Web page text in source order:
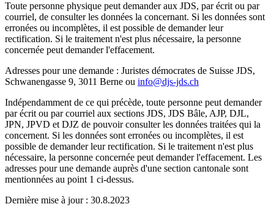
Toute personne physique peut demander aux JDS, par écrit ou par
courriel, de consulter les données la concernant. Si les données sont
erronées ou incomplètes, il est possible de demander leur
rectification. Si le traitement n'est plus nécessaire, la personne
concernée peut demander l'effacement.
Adresses pour une demande : Juristes démocrates de Suisse JDS,
Schwanengasse 9, 3011 Berne ou info@djs-jds.ch
Indépendamment de ce qui précède, toute personne peut demander
par écrit ou par courriel aux sections JDS, JDS Bâle, AJP, DJL,
JPN, JPVD et DJZ de pouvoir consulter les données traitées qui la
concernent. Si les données sont erronées ou incomplètes, il est
possible de demander leur rectification. Si le traitement n'est plus
nécessaire, la personne concernée peut demander l'effacement. Les
adresses pour une demande auprès d'une section cantonale sont
mentionnées au point 1 ci-dessus.
Dernière mise à jour : 30.8.2023